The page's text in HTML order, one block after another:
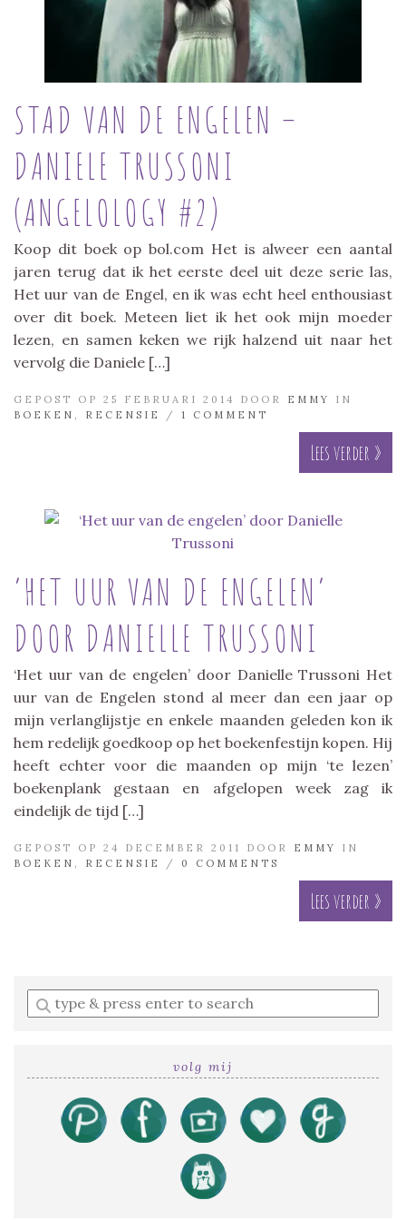
STAD VAN DE ENGELEN –
DANIELE TRUSSONI
(ANGELOLOGY #2)
Koop dit boek op bol.com Het is alweer een aantal
jaren terug dat ik het eerste deel uit deze serie las,
Het uur van de Engel, en ik was echt heel enthousiast
over dit boek. Meteen liet ik het ook mijn moeder
lezen, en samen keken we rijk halzend uit naar het
vervolg die Daniele […]
GEPOST OP 25 FEBRUARI 2014 DOOR EMMY
IN
BOEKEN
RECENSIE / 1 COMMENT
Lees verder »
‘HET UUR VAN DE ENGELEN’
DOOR DANIELLE TRUSSONI
‘Het uur van de engelen’ door Danielle Trussoni Het
uur van de Engelen stond al meer dan een jaar op
mijn verlanglijstje en enkele maanden geleden kon ik
hem redelijk goedkoop op het boekenfestijn kopen. Hij
heeft echter voor die maanden op mijn ‘te lezen’
boekenplank gestaan en afgelopen week zag ik
eindelijk de tijd […]
GEPOST OP 24 DECEMBER 2011 DOOR EMMY
IN
BOEKEN
RECENSIE / 0 COMMENTS
Lees verder »
Enter
a
volg mij